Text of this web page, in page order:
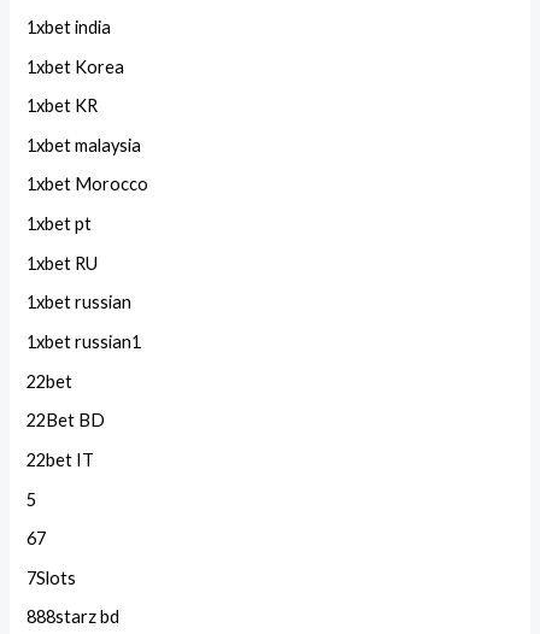
1xbet india
1xbet Korea
1xbet KR
1xbet malaysia
1xbet Morocco
1xbet pt
1xbet RU
1xbet russian
1xbet russian1
22bet
22Bet BD
22bet IT
5
67
7Slots
888starz bd